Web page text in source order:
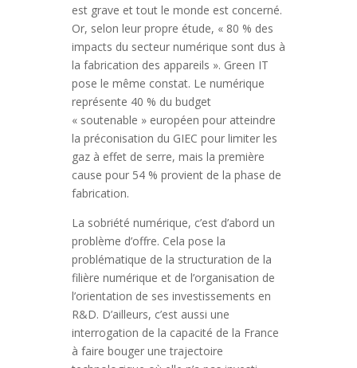
est grave et tout le monde est concerné.
Or, selon leur propre étude, « 80 % des
impacts du secteur numérique sont dus à
la fabrication des appareils ». Green IT
pose le même constat. Le numérique
représente 40 % du budget
« soutenable » européen pour atteindre
la préconisation du GIEC pour limiter les
gaz à effet de serre, mais la première
cause pour 54 % provient de la phase de
fabrication.
La sobriété numérique, c’est d’abord un
problème d’offre. Cela pose la
problématique de la structuration de la
filière numérique et de l’organisation de
l’orientation de ses investissements en
R&D. D’ailleurs, c’est aussi une
interrogation de la capacité de la France
à faire bouger une trajectoire